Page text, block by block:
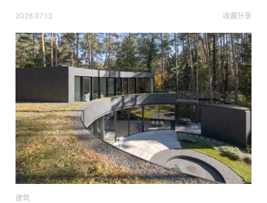
2026.07.13 收藏分享
建筑